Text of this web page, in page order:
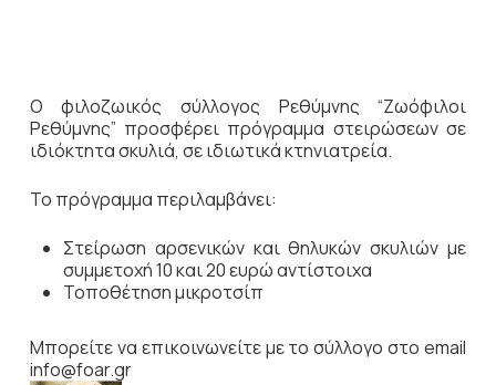
Ο φιλοζωικός σύλλογος Ρεθύμνης “Ζωόφιλοι
Ρεθύμνης” προσφέρει πρόγραμμα στειρώσεων σε
ιδιόκτητα σκυλιά, σε ιδιωτικά κτηνιατρεία.
Το πρόγραμμα περιλαμβάνει:
Στείρωση αρσενικών και θηλυκών σκυλιών με
συμμετοχή 10 και 20 ευρώ αντίστοιχα
Τοποθέτηση μικροτσίπ
Μπορείτε να επικοινωνείτε με το σύλλογο στο email
info@foar.gr